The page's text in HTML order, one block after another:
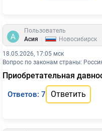
Пользователь
Асия
Новосибирск
18.05.2026, 17:05 мск
Вопрос по законам страны:
Приобретательная
Ответов: 7 Ответить